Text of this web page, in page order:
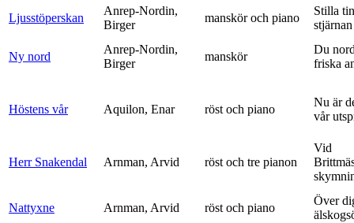
Ljusstöperskan
Anrep-Nordin,
Birger
manskör och piano
Stilla
stjärnan
Ny nord
Anrep-Nordin,
Birger
manskör
Du
friska
Höstens vår Aquilon, Enar röst och piano
Nu är
vår
Herr Snakendal Arnman, Arvid röst och tre pianon
Vid
Nattyxne Arnman, Arvid röst och piano
Över